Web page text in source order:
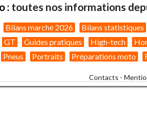
: toutes nos informations
Bilans marché 2026 Bilans statistiques
GT Guides pratiques High-tech
Pneus Portraits Préparations moto
Contacts -